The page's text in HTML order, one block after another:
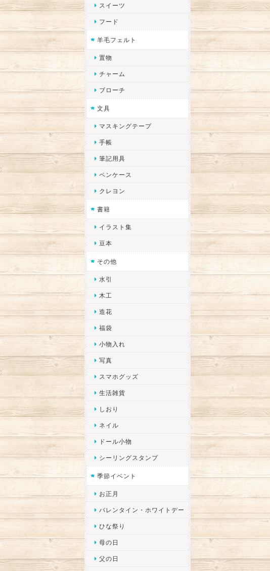
スイーツ
フード
羊毛フェルト
置物
チャーム
ブローチ
文具
マスキングテープ
手帳
筆記用具
ペンケース
クレヨン
書籍
イラスト集
豆本
その他
水引
木工
造花
福袋
小物入れ
写真
スマホグッズ
生活雑貨
しおり
ネイル
ドール小物
シーリングスタンプ
季節イベント
お正月
バレンタイン・ホワイトデー
ひな祭り
母の日
父の日